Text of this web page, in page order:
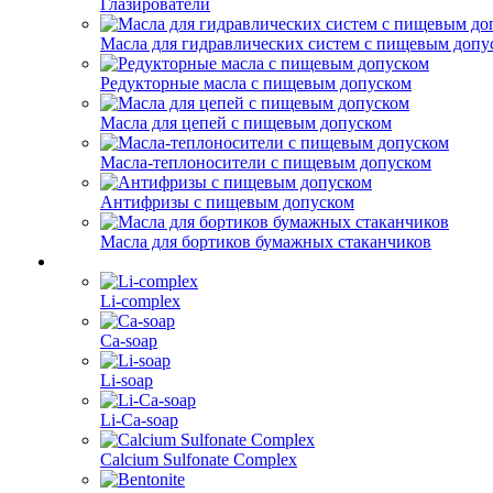
Глазирователи
Масла для гидравлических систем с пищевым
Редукторные масла с пищевым допуском
Масла для цепей с пищевым допуском
Масла-теплоносители с пищевым допуском
Антифризы с пищевым допуском
Масла для бортиков бумажных стаканчиков
Li-complex
Ca-soap
Li-soap
Li-Ca-soap
Calcium Sulfonate Complex